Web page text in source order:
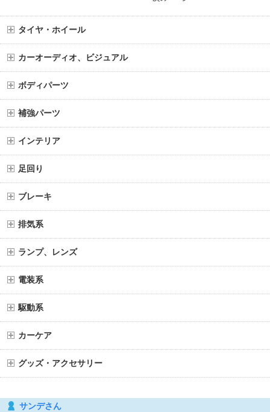
タイヤ・ホイール
カーオーディオ、ビジュアル
ボディパーツ
補強パーツ
インテリア
足回り
ブレーキ
排気系
ランプ、レンズ
電装系
駆動系
カーケア
グッズ・アクセサリー
サンデさん